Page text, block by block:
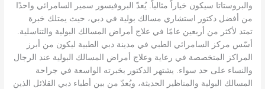
والبروستاتا سيكون خياراً مثالياً. يُعدّ البروفيسور سمير السامرائي واحدًا
من أفضل دكتور استشاري مسالك بولية في دبي، حيث يمتلك خبرة
تمتد لأكثر من أربعين عامًا في علاج أمراض المسالك البولية والتناسلية.
أسّس مركز السامرائي الطبي في مدينة دبي الطبية ليكون من أبرز
المراكز المتخصصة في رعاية وعلاج أمراض المسالك البولية عند الرجال
والنساء على حد سواء. يشتهر الدكتور بخبرته الواسعة في جراحة
المسالك البولية والمناظير الحديثة، ويُعدّ من بين أطباء دبي القلائل الذين